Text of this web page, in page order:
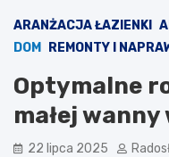
ARANŻACJA ŁAZIENKI
DOM
REMONTY I
Optymalne
małej wanny
22 lipca 2025